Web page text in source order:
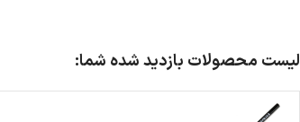
لیست محصولات بازدید شده شما: